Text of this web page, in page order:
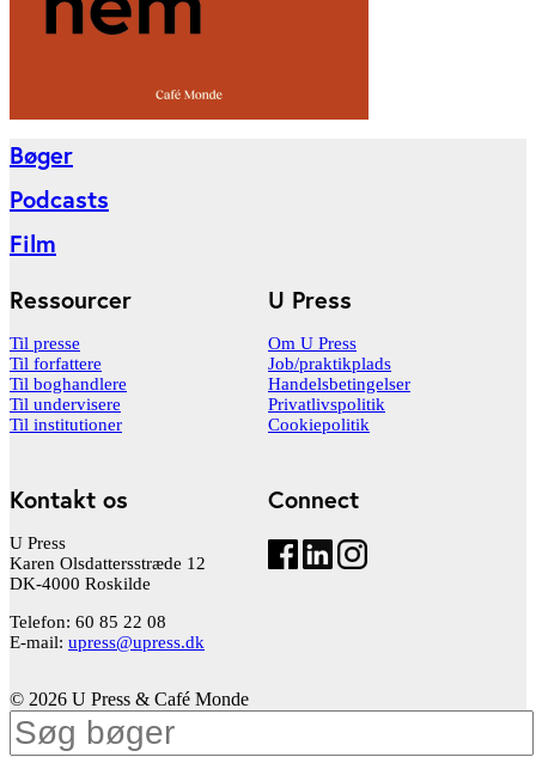
Bøger
Podcasts
Film
U Press
Om U Press
Job/praktikplads
Handelsbetingelser
Privatlivspolitik
Cookiepolitik
Ressourcer
Til presse
Til forfattere
Til boghandlere
Til undervisere
Til institutioner
Connect
Kontakt os
U Press
Karen Olsdattersstræde 12
DK-4000 Roskilde
Telefon: 60 85 22 08
E-mail: upress@upress.dk
© 2026 U Press & Café Monde